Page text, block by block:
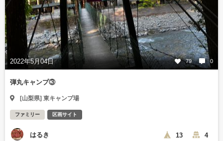
2022年5月04日 79 0
弾丸キャンプ③
[山梨県] 東キャンプ場
ファミリー 区画サイト
はるき 13 4